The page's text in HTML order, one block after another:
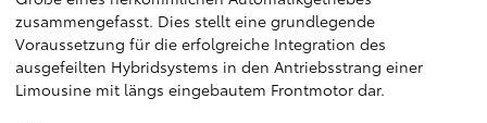
zusammengefasst. Dies stellt eine grundlegende
Voraussetzung für die erfolgreiche Integration des
ausgefeilten Hybridsystems in den Antriebsstrang einer
Limousine mit längs eingebautem Frontmotor dar.